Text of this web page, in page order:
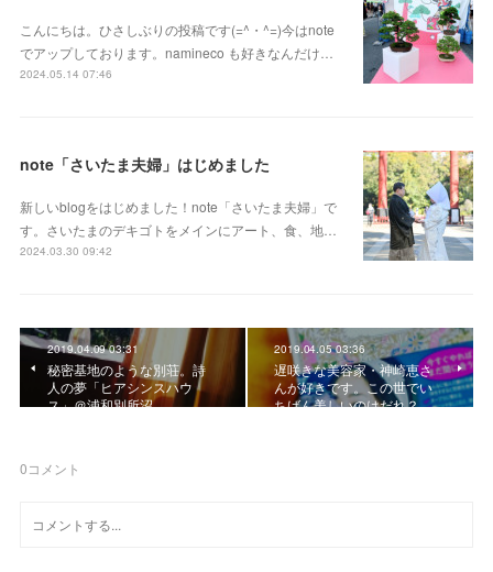
こんにちは。ひさしぶりの投稿です(=^・^=)今はnote
でアップしております。namineco も好きなんだけ…
2024.05.14 07:46
note「さいたま夫婦」はじめました
新しいblogをはじめました！note「さいたま夫婦」で
す。さいたまのデキゴトをメインにアート、食、地…
2024.03.30 09:42
2019.04.09 03:31
秘密基地のような別荘。詩
人の夢「ヒアシンスハウ
ス」＠浦和別所沼
2019.04.05 03:36
遅咲きな美容家・神崎恵さ
んが好きです。この世でい
ちばん美しいのはだれ？
0コメント